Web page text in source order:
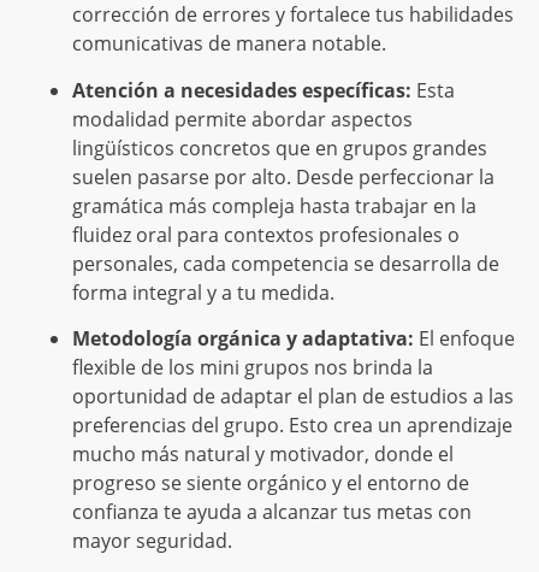
corrección de errores y fortalece tus habilidades
comunicativas de manera notable.
Atención a necesidades específicas: Esta
modalidad permite abordar aspectos
lingüísticos concretos que en grupos grandes
suelen pasarse por alto. Desde perfeccionar la
gramática más compleja hasta trabajar en la
fluidez oral para contextos profesionales o
personales, cada competencia se desarrolla de
forma integral y a tu medida.
Metodología orgánica y adaptativa: El enfoque
flexible de los mini grupos nos brinda la
oportunidad de adaptar el plan de estudios a las
preferencias del grupo. Esto crea un aprendizaje
mucho más natural y motivador, donde el
progreso se siente orgánico y el entorno de
confianza te ayuda a alcanzar tus metas con
mayor seguridad.